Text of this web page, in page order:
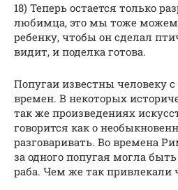
18) Теперь остается только
любимца, это мы тоже можем
ребенку, чтобы он сделал
видит, и поделка готова.
Попугаи известны человеку
времен. В некоторых
так же произведениях
говорится как о
разговаривать. Во времена
за одного попугая могла
раба. Чем же так привлекали